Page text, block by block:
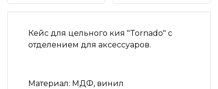
Кейс для цельного кия "Tornado" с
отделением для аксессуаров.
Материал: МДФ, винил